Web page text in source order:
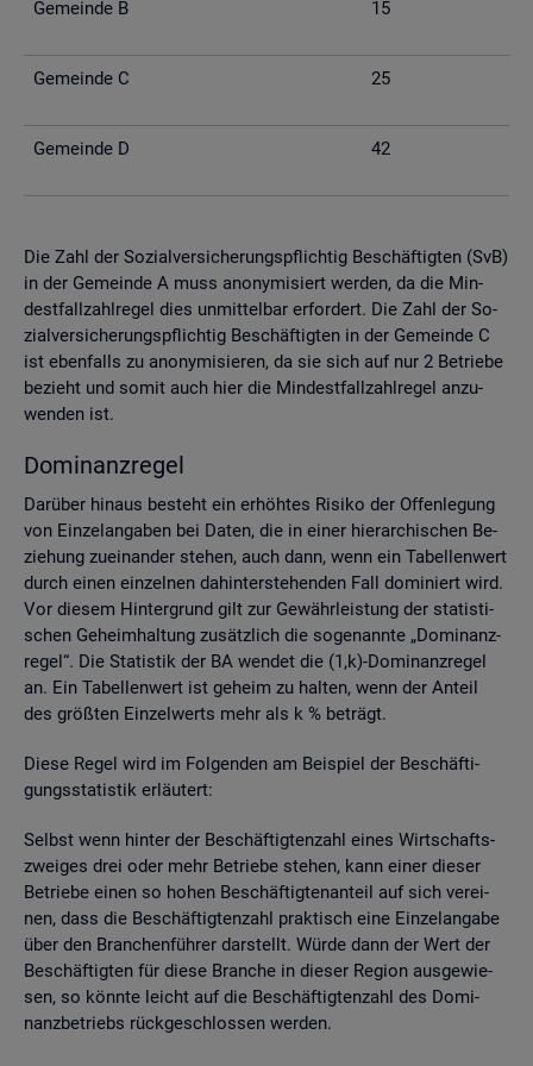
Ge­mein­de B 15
Ge­mein­de C 25
Ge­mein­de D 42
Die Zahl der So­zi­al­ver­si­che­rungs­pflich­tig Be­schäf­tig­ten (SvB)
in der Ge­mein­de A muss an­ony­mi­siert wer­den, da die Min­
dest­fall­zahl­re­gel dies un­mit­tel­bar er­for­dert. Die Zahl der So­
zi­al­ver­si­che­rungs­pflich­tig Be­schäf­tig­ten in der Ge­mein­de C
ist eben­falls zu an­ony­mi­sie­ren, da sie sich auf nur 2 Be­trie­be
be­zieht und somit auch hier die Min­dest­fall­zahl­re­gel an­zu­
wen­den ist.
Do­mi­nanz­re­gel
Dar­über hin­aus be­steht ein er­höh­tes Ri­si­ko der Of­fen­le­gung
von Ein­zel­an­ga­ben bei Daten, die in einer hier­ar­chi­schen Be­
zie­hung zu­ein­an­der ste­hen, auch dann, wenn ein Ta­bel­len­wert
durch einen ein­zel­nen da­hin­ter­ste­hen­den Fall do­mi­niert wird.
Vor die­sem Hin­ter­grund gilt zur Ge­währ­leis­tung der sta­tis­ti­
schen Ge­heim­hal­tung zu­sätz­lich die so­ge­nann­te „Do­mi­nanz­
re­gel“. Die Sta­tis­tik der BA wen­det die (1,k)-Do­mi­nanz­re­gel
an. Ein Ta­bel­len­wert ist ge­heim zu hal­ten, wenn der An­teil
des grö­ß­ten Ein­zel­werts mehr als k % be­trägt.
Diese Regel wird im Fol­gen­den am Bei­spiel der Be­schäf­ti­
gungs­sta­tis­tik er­läu­tert:
Selbst wenn hin­ter der Be­schäf­tig­ten­zahl eines Wirt­schafts­
zwei­ges drei oder mehr Be­trie­be ste­hen, kann einer die­ser
Be­trie­be einen so hohen Be­schäf­tig­ten­an­teil auf sich ver­ei­
nen, dass die Be­schäf­tig­ten­zahl prak­tisch eine Ein­zel­an­ga­be
über den Bran­chen­füh­rer dar­stellt. Würde dann der Wert der
Be­schäf­tig­ten für diese Bran­che in die­ser Re­gi­on aus­ge­wie­
sen, so könn­te leicht auf die Be­schäf­tig­ten­zahl des Do­mi­
nanz­be­triebs rück­ge­schlos­sen wer­den.